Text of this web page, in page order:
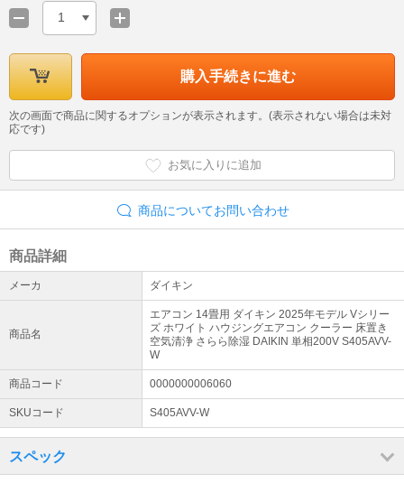
1
購入手続きに進む
次の画面で商品に関するオプションが表示されます。(表示されない場合は未対
応です)
お気に入りに追加
商品についてお問い合わせ
商品詳細
メーカ ダイキン
商品名
エアコン 14畳用 ダイキン 2025年モデル Vシリー
ズ ホワイト ハウジングエアコン クーラー 床置き
空気清浄 さらら除湿 DAIKIN 単相200V S405AVV-
W
商品コード 0000000006060
SKUコード S405AVV-W
スペック